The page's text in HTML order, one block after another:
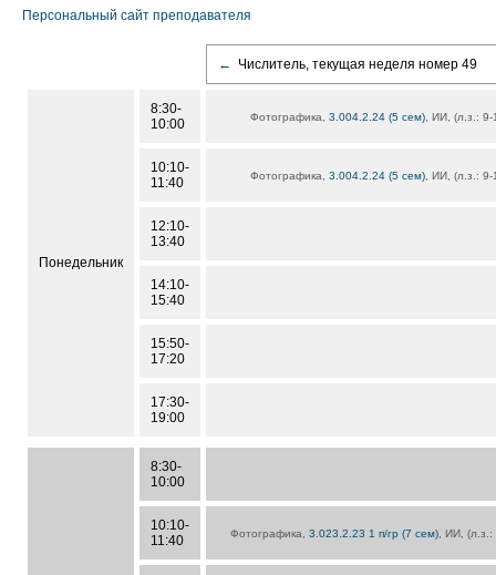
Персональный сайт преподавателя
← Числитель, текущая неделя номер 49
Понедельник
8:30-
10:00
Фотографика,3.004.2.24 (5 сем) , ИИ, (л.з.:
10:10-
11:40
Фотографика,3.004.2.24 (5 сем) , ИИ, (л.з.:
12:10-
13:40
14:10-
15:40
15:50-
17:20
17:30-
19:00
8:30-
10:00
10:10-
11:40
Фотографика,3.023.2.23 1 п/гр (7 сем) , ИИ,